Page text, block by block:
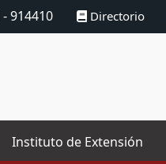
914410 Directorio
Instituto de Extensión